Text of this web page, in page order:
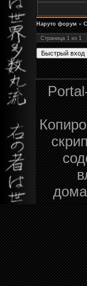
Наруто форум »
Страница 1 из 1